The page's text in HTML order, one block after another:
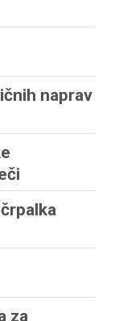
naprav
za